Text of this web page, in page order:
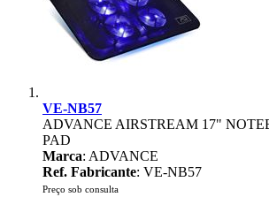
VE-NB57
ADVANCE AIRSTREAM 17"
PAD
Marca: ADVANCE
Ref. Fabricante: VE-NB57
Preço sob consulta